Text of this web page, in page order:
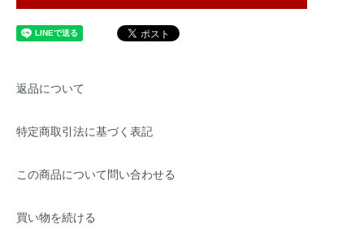
返品について
特定商取引法に基づく表記
この商品について問い合わせる
買い物を続ける